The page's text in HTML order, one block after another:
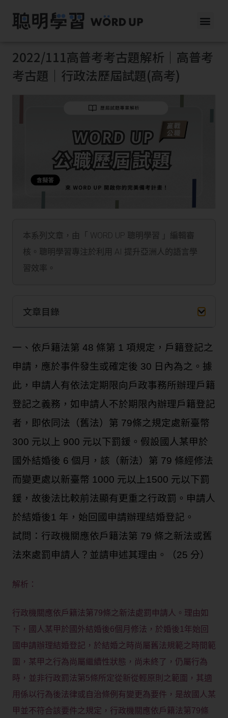
2022/111高普考考古題解析｜高普考
考古題｜行政法歷屆試題(高考)
本系列文章，由「 WORD UP 聰明學習 」編輯審
核。聰明學習專注於利用 AI 提升亞洲人的語言學
習效率。
文章目錄
一、依戶籍法第 48 條第 1 項規定，戶籍登記之
申請，應於事件發生或確定後 30 日內為之。據
此，申請人有依法定期限向戶政事務所辦理戶籍
登記之義務，如申請人不於期限內辦理戶籍登記
者，即依同法（舊法）第 79條之規定處新臺幣
300 元以上 900 元以下罰鍰。假設國人某甲於
國外結婚後 6 個月，該（新法）第 79 條經修法
而變更處以新臺幣 1000 元以上1500 元以下罰
鍰，故後法比較前法顯有更重之行政罰。申請人
於結婚後1 年，始回國申請辦理結婚登記。
試問：行政機關應依戶籍法第 79 條之新法或舊
法來處罰申請人？並請申述其理由。（25 分）
解析：
行政機關應依戶籍法第79條之新法處罰申請人。理由如
下，國人某甲於國外結婚後6個月修法，於婚後1年始回
國申請辦理結婚登記，於結婚之時尚屬舊法規範之時間範
圍，某甲之行為尚屬繼續性狀態，尚未終了，仍屬行為
時，並非行政罰法第5條所定從新從輕原則之範圍，其適
用係以行為後法律或自治條例有變更為要件，是故國人某
甲並不符合該要件之規定，行政機關應依戶籍法第79條